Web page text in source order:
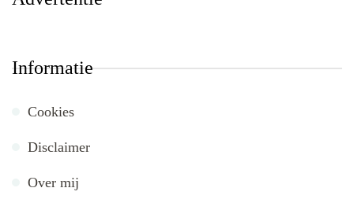
Informatie
Cookies
Disclaimer
Over mij